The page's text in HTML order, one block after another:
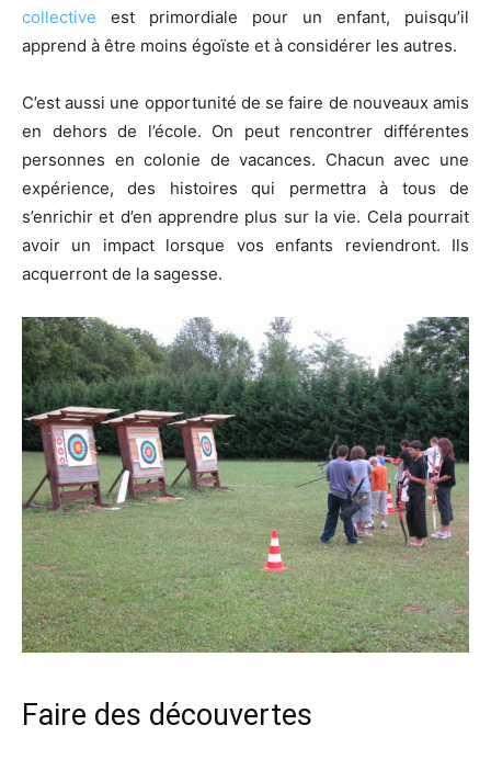
collective est primordiale pour un enfant, puisqu’il
apprend à être moins égoïste et à considérer les autres.
C’est aussi une opportunité de se faire de nouveaux amis
en dehors de l’école. On peut rencontrer différentes
personnes en colonie de vacances. Chacun avec une
expérience, des histoires qui permettra à tous de
s’enrichir et d’en apprendre plus sur la vie. Cela pourrait
avoir un impact lorsque vos enfants reviendront. Ils
acquerront de la sagesse.
Faire des découvertes